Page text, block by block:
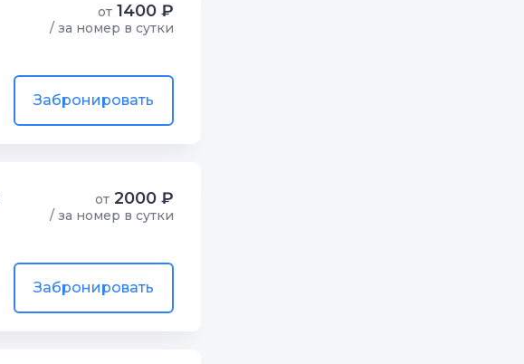
от 1400 ₽
/ за номер в сутки
Забронировать
от 2000 ₽
/ за номер в сутки
Забронировать